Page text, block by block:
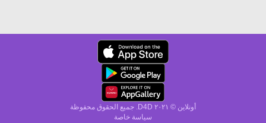
أونلاين © ۲۰٢١ D4D. جميع الحقوق محفوظة
سياسة خاصة